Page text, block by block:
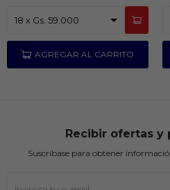
Recibir ofertas y
Suscríbase para obtener